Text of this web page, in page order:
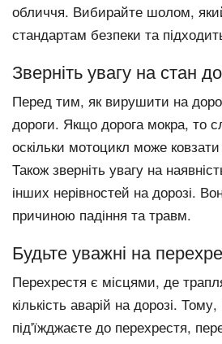
обличчя. Вибирайте шолом,
стандартам безпеки та
Зверніть увагу на стан
Перед тим, як вирушити на
дороги. Якщо дорога мокра, то
оскільки мотоцикл може
Також зверніть увагу на
інших нерівностей на дорозі.
причиною падіння та травм.
Будьте уважні на
Перехрестя є місцями, де
кількість аварій на дорозі.
під'їжджаєте до перехрестя,